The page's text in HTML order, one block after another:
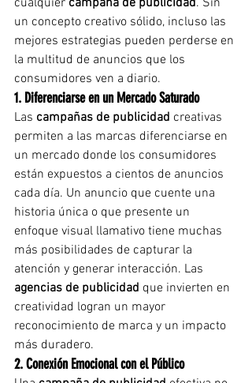
cualquier campaña de publicidad. Sin
un concepto creativo sólido, incluso las
mejores estrategias pueden perderse en
la multitud de anuncios que los
consumidores ven a diario.
1. Diferenciarse en un Mercado Saturado
Las campañas de publicidad creativas
permiten a las marcas diferenciarse en
un mercado donde los consumidores
están expuestos a cientos de anuncios
cada día. Un anuncio que cuente una
historia única o que presente un
enfoque visual llamativo tiene muchas
más posibilidades de capturar la
atención y generar interacción. Las
agencias de publicidad que invierten en
creatividad logran un mayor
reconocimiento de marca y un impacto
más duradero.
2. Conexión Emocional con el Público